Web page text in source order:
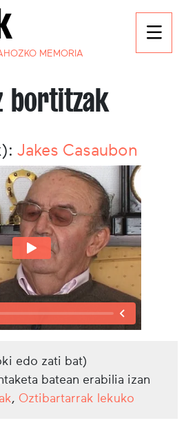
MEMORIA
bortitzak
Jakes Casaubon
edo zati bat)
batean erabilia izan
, Oztibartarrak lekuko